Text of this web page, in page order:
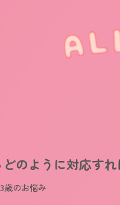
のように対応す
のお悩み